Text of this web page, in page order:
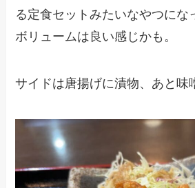
る定食セットみたいなやつにな
ボリュームは良い感じかも。
サイドは唐揚げに漬物、あと味